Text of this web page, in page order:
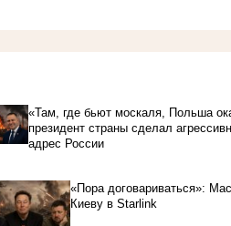
«Там, где бьют москаля, Польша
президент страны сделал
адрес России
«Пора договариваться»:
Киеву в Starlink